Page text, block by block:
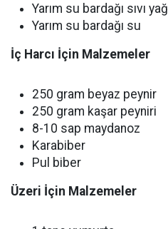
Yarım su bardağı sıvı yağ
Yarım su bardağı su
İç Harcı İçin Malzemeler
250 gram beyaz peynir
250 gram kaşar peyniri
8-10 sap maydanoz
Karabiber
Pul biber
Üzeri İçin Malzemeler